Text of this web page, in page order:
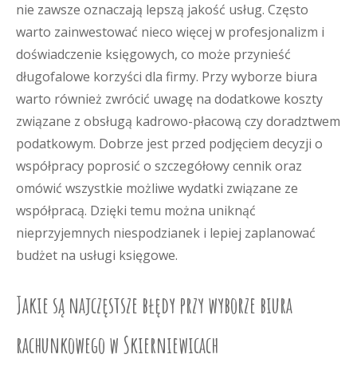
nie zawsze oznaczają lepszą jakość usług. Często
warto zainwestować nieco więcej w profesjonalizm i
doświadczenie księgowych, co może przynieść
długofalowe korzyści dla firmy. Przy wyborze biura
warto również zwrócić uwagę na dodatkowe koszty
związane z obsługą kadrowo-płacową czy doradztwem
podatkowym. Dobrze jest przed podjęciem decyzji o
współpracy poprosić o szczegółowy cennik oraz
omówić wszystkie możliwe wydatki związane ze
współpracą. Dzięki temu można uniknąć
nieprzyjemnych niespodzianek i lepiej zaplanować
budżet na usługi księgowe.
Jakie są najczęstsze błędy przy wyborze biura
rachunkowego w Skierniewicach